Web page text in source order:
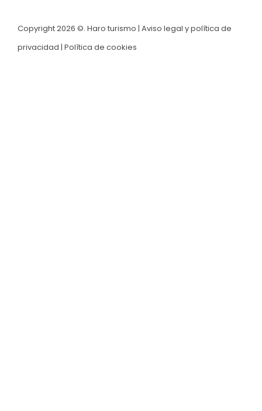
Copyright 2026 ©. Haro turismo | Aviso legal y política de
privacidad | Política de cookies